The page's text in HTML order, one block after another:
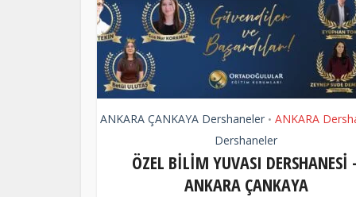
ANKARA ÇANKAYA Dershaneler • ANKARA
Dershaneler
ÖZEL BİLİM YUVASI DERSHANESİ
ANKARA ÇANKAYA